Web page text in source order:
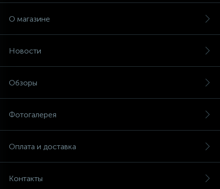
О магазине
Новости
Обзоры
Фотогалерея
Оплата и доставка
Контакты